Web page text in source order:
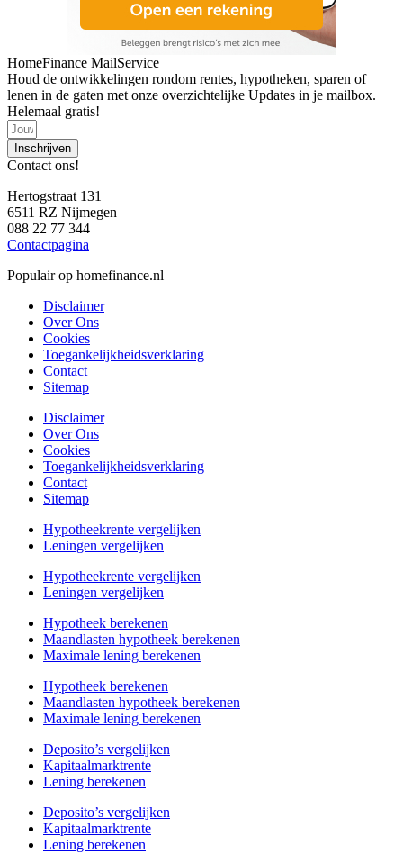
HomeFinance MailService
Houd de ontwikkelingen rondom rentes, hypotheken, sparen of
lenen in de gaten met onze overzichtelijke Updates in je mailbox.
Helemaal gratis!
Inschrijven
Contact ons!
Hertogstraat 131
6511 RZ Nijmegen
088 22 77 344
Contactpagina
Populair op homefinance.nl
Disclaimer
Over Ons
Cookies
Toegankelijkheidsverklaring
Contact
Sitemap
Disclaimer
Over Ons
Cookies
Toegankelijkheidsverklaring
Contact
Sitemap
Hypotheekrente vergelijken
Leningen vergelijken
Hypotheekrente vergelijken
Leningen vergelijken
Hypotheek berekenen
Maandlasten hypotheek berekenen
Maximale lening berekenen
Hypotheek berekenen
Maandlasten hypotheek berekenen
Maximale lening berekenen
Deposito’s vergelijken
Kapitaalmarktrente
Lening berekenen
Deposito’s vergelijken
Kapitaalmarktrente
Lening berekenen